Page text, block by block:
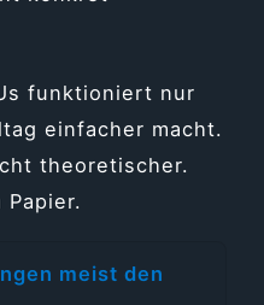
funktioniert nur
einfacher macht.
theoretischer.
meist den